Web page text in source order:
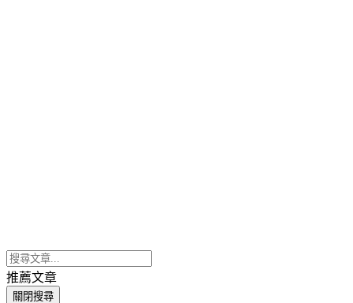
推薦文章
關閉搜尋